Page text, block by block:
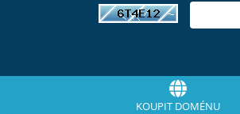
KOUPIT DOMÉNU